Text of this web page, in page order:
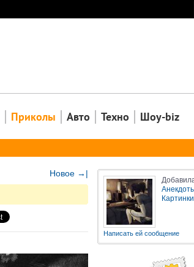
Закрыть
Приколы Авто Техно Шоу-biz
Новое →|
Картинки
Написать ей сообщение